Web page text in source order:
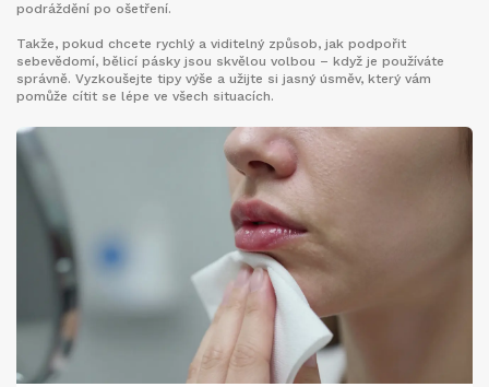
podráždění po ošetření.
Takže, pokud chcete rychlý a viditelný způsob, jak podpořit
sebevědomí, bělicí pásky jsou skvělou volbou – když je používáte
správně. Vyzkoušejte tipy výše a užijte si jasný úsměv, který vám
pomůže cítit se lépe ve všech situacích.